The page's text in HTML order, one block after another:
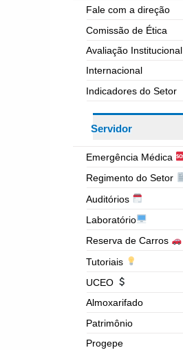
Fale com a direção
Comissão de Ética
Avaliação Institucional
Internacional
Indicadores do Setor
Servidor
Emergência Médica
Regimento do Setor
Auditórios
Laboratório
Reserva de Carros
Tutoriais
UCEO
Almoxarifado
Patrimônio
Progepe